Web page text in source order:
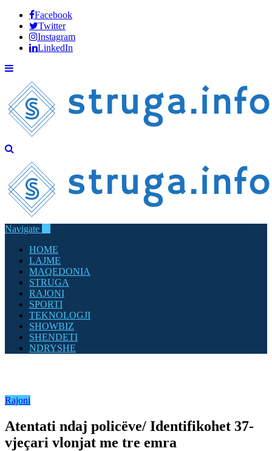
Facebook
Twitter
Instagram
LinkedIn
Navigate
HOME
LAJME
MAQEDONIA
STRUGA
RAJONI
SPORTI
TEKNOLOGJI
SHOWBIZ
SHENDETI
NDRYSHE
Rajoni
Atentati ndaj policëve/ Identifikohet 37-
vjeçari vlonjat me tre emra